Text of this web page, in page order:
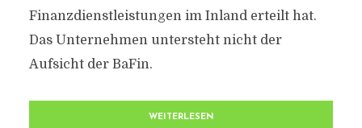
Finanzdienstleistungen im Inland erteilt hat.
Das Unternehmen untersteht nicht der
Aufsicht der BaFin.
WEITERLESEN